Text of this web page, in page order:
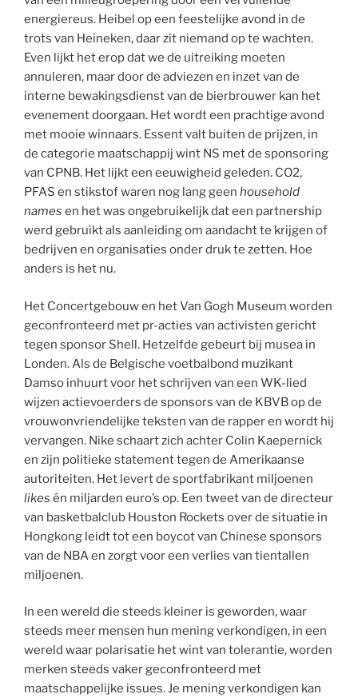
energiereus. Heibel op een feestelijke avond in de
trots van Heineken, daar zit niemand op te wachten.
Even lijkt het erop dat we de uitreiking moeten
annuleren, maar door de adviezen en inzet van de
interne bewakingsdienst van de bierbrouwer kan het
evenement doorgaan. Het wordt een prachtige avond
met mooie winnaars. Essent valt buiten de prijzen, in
de categorie maatschappij wint NS met de sponsoring
van CPNB. Het lijkt een eeuwigheid geleden. CO2,
PFAS en stikstof waren nog lang geen household
names en het was ongebruikelijk dat een partnership
werd gebruikt als aanleiding om aandacht te krijgen of
bedrijven en organisaties onder druk te zetten. Hoe
anders is het nu.
Het Concertgebouw en het Van Gogh Museum worden
geconfronteerd met pr-acties van activisten gericht
tegen sponsor Shell. Hetzelfde gebeurt bij musea in
Londen. Als de Belgische voetbalbond muzikant
Damso inhuurt voor het schrijven van een WK-lied
wijzen actievoerders de sponsors van de KBVB op de
vrouwonvriendelijke teksten van de rapper en wordt hij
vervangen. Nike schaart zich achter Colin Kaepernick
en zijn politieke statement tegen de Amerikaanse
autoriteiten. Het levert de sportfabrikant miljoenen
likes én miljarden euro’s op. Een tweet van de directeur
van basketbalclub Houston Rockets over de situatie in
Hongkong leidt tot een boycot van Chinese sponsors
van de NBA en zorgt voor een verlies van tientallen
miljoenen.
In een wereld die steeds kleiner is geworden, waar
steeds meer mensen hun mening verkondigen, in een
wereld waar polarisatie het wint van tolerantie, worden
merken steeds vaker geconfronteerd met
maatschappelijke issues. Je mening verkondigen kan